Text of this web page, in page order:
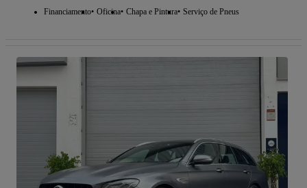
Financiamento Oficina Chapa e Pintura Serviço de Pneus